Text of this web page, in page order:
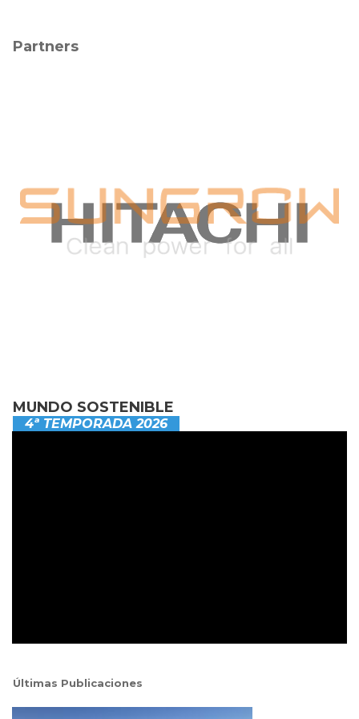
Partners
MUNDO SOSTENIBLE
4ª TEMPORADA 2026
Últimas Publicaciones